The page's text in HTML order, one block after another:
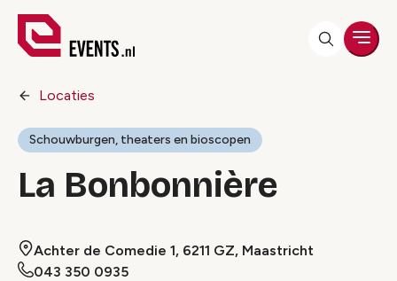
Locaties
Schouwburgen, theaters en bioscopen
La Bonbonnière
Achter de Comedie 1, 6211 GZ, Maastricht
043 350 0935